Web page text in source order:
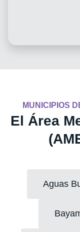
MUNICIPIOS
El Área
Aguas